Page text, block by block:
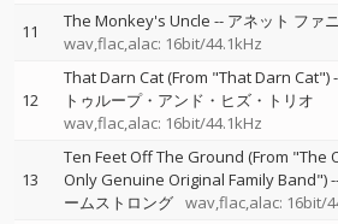
11 The Monkey's Uncle -- アネット ファ
wav,flac,alac: 16bit/44.1kHz
12
That Darn Cat (From "That Darn Cat")
トゥループ・アンド・ヒズ・トリオ
wav,flac,alac: 16bit/44.1kHz
13
Ten Feet Off The Ground (From "The
Only Genuine Original Family Band")
ームストロング wav,flac,alac: 16bit/